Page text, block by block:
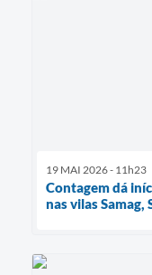
19 MAI 2026 - 11h23
Contagem dá
nas vilas